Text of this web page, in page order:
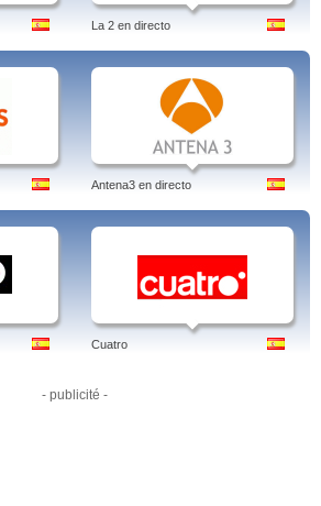
La 2 en directo
Antena3 en directo
Cuatro
- publicité -